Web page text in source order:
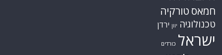
חמאס טורקיה
טכנולוגיה יוון ירדן
ישראל כורדים